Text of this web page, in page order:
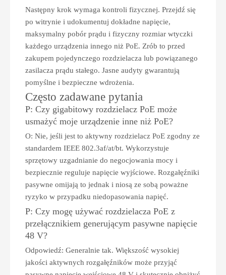
Następny krok wymaga kontroli fizycznej. Przejdź się
po witrynie i udokumentuj dokładne napięcie,
maksymalny pobór prądu i fizyczny rozmiar wtyczki
każdego urządzenia innego niż PoE. Zrób to przed
zakupem pojedynczego rozdzielacza lub powiązanego
zasilacza prądu stałego. Jasne audyty gwarantują
pomyślne i bezpieczne wdrożenia.
Często zadawane pytania
P: Czy gigabitowy rozdzielacz PoE może
usmażyć moje urządzenie inne niż PoE?
O: Nie, jeśli jest to aktywny rozdzielacz PoE zgodny ze
standardem IEEE 802.3af/at/bt. Wykorzystuje
sprzętowy uzgadnianie do negocjowania mocy i
bezpiecznie reguluje napięcie wyjściowe. Rozgałęźniki
pasywne omijają to jednak i niosą ze sobą poważne
ryzyko w przypadku niedopasowania napięć.
P: Czy mogę używać rozdzielacza PoE z
przełącznikiem generującym pasywne napięcie
48 V?
Odpowiedź: Generalnie tak. Większość wysokiej
jakości aktywnych rozgałęźników może przyjąć